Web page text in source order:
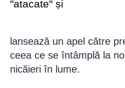
"atacate" și
lansează un apel către
ceea ce se întâmplă la
nicăieri în lume.